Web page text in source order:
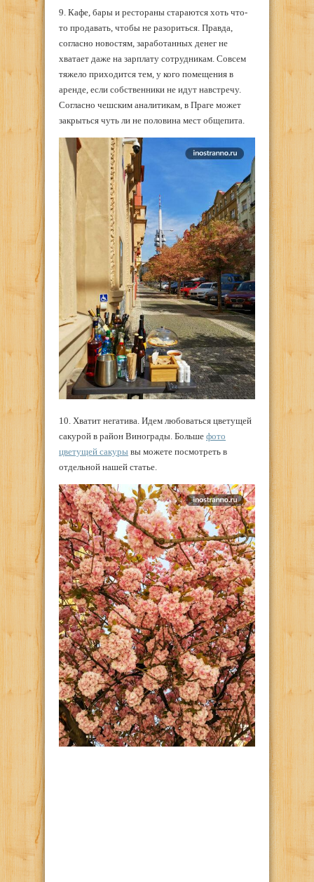
9. Кафе, бары и рестораны стараются хоть что-
то продавать, чтобы не разориться. Правда,
согласно новостям, заработанных денег не
хватает даже на зарплату сотрудникам. Совсем
тяжело приходится тем, у кого помещения в
аренде, если собственники не идут навстречу.
Согласно чешским аналитикам, в Праге может
закрыться чуть ли не половина мест общепита.
10. Хватит негатива. Идем любоваться цветущей
сакурой в район Винограды. Больше фото
цветущей сакуры вы можете посмотреть в
отдельной нашей статье.